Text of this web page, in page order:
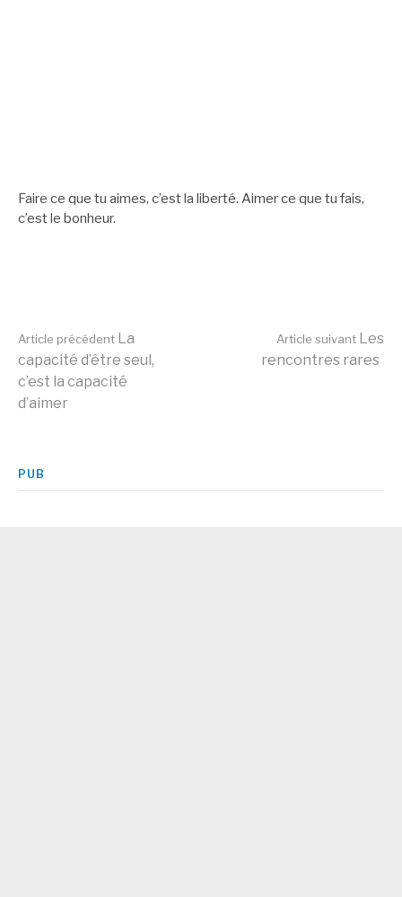
Faire ce que tu aimes, c’est la liberté. Aimer ce que tu fais,
c’est le bonheur.
Lire
la
suite
Article précédent La
capacité d’être seul,
c’est la capacité
d’aimer
Article suivant Les
rencontres rares
PUB